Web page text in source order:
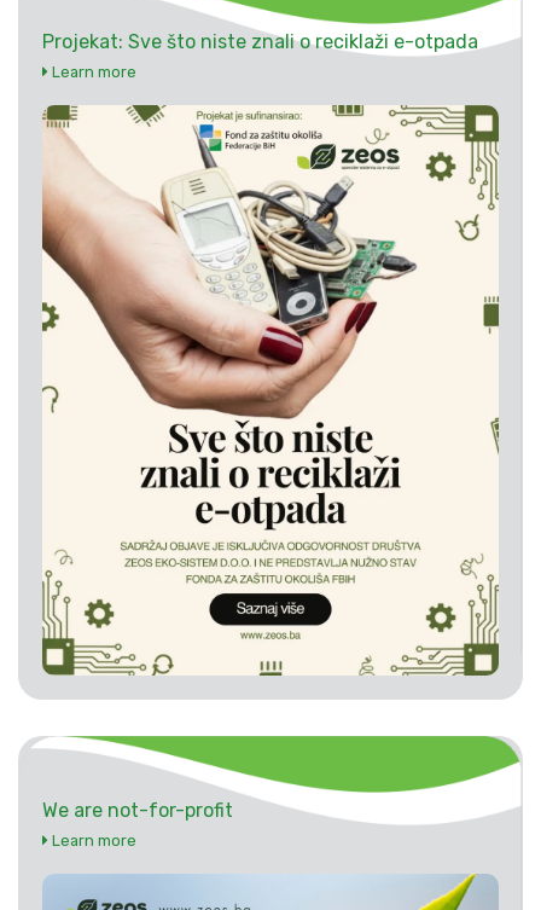
Projekat: Sve što niste znali o reciklaži e-otpada
Learn more
We are not-for-profit
Learn more